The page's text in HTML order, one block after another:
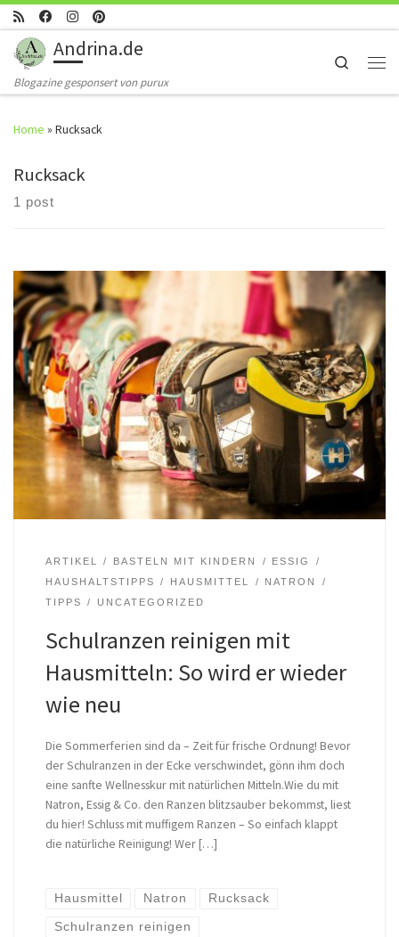
Skip to content
Andrina.de
Blogazine gesponsert von purux
Search
Home » Rucksack
Rucksack
1 post
ARTIKEL BASTELN MIT KINDERN
ESSIG
HAUSHALTSTIPPS
HAUSMITTEL
NATRON
TIPPS
UNCATEGORIZED
Schulranzen reinigen mit
Hausmitteln: So wird er wieder
wie neu
Die Sommerferien sind da – Zeit für frische Ordnung! Bevor
der Schulranzen in der Ecke verschwindet, gönn ihm doch
eine sanfte Wellnesskur mit natürlichen Mitteln.Wie du mit
Natron, Essig & Co. den Ranzen blitzsauber bekommst, liest
du hier! Schluss mit muffigem Ranzen – So einfach klappt
die natürliche Reinigung! Wer […]
Hausmittel Natron Rucksack
Schulranzen reinigen